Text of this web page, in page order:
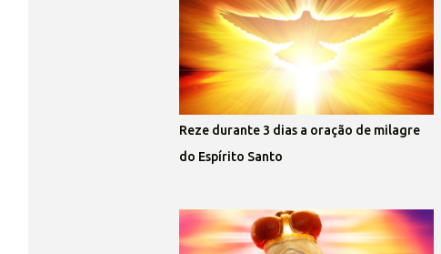
Reze durante 3 dias a oração de milagre
do Espírito Santo